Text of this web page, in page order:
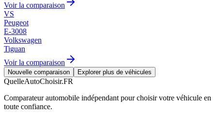
Voir la comparaison
VS
Peugeot
E-3008
Volkswagen
Tiguan
Voir la comparaison
Nouvelle comparaison Explorer plus de véhicules
QuelleAutoChoisir.FR
Comparateur automobile indépendant pour choisir votre véhicule en
toute confiance.